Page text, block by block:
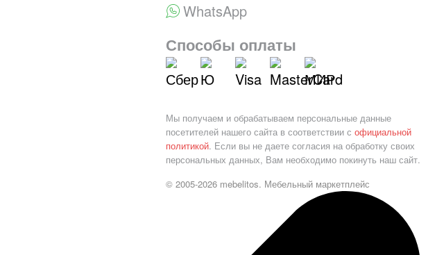
WhatsApp
Способы оплаты
Мы получаем и обрабатываем персональные данные
посетителей нашего сайта в соответствии с официальной
политикой. Если вы не даете согласия на обработку своих
персональных данных, Вам необходимо покинуть наш сайт.
© 2005-2026 mebelitos. Мебельный маркетплейс